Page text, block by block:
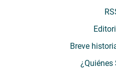
Breve
¿Quiénes